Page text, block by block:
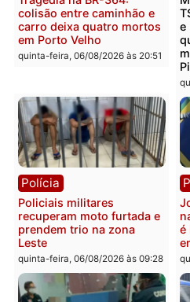
Homem é encontrado
morto em residência no
bairro Colina Park em RO
sexta-feira, 07/08/2026 às 09:30
Polícia
Tragédia na BR-364:
colisão entre caminhão e
carro deixa quatro mortos
em Porto Velho
quinta-feira, 06/08/2026 às 20:51